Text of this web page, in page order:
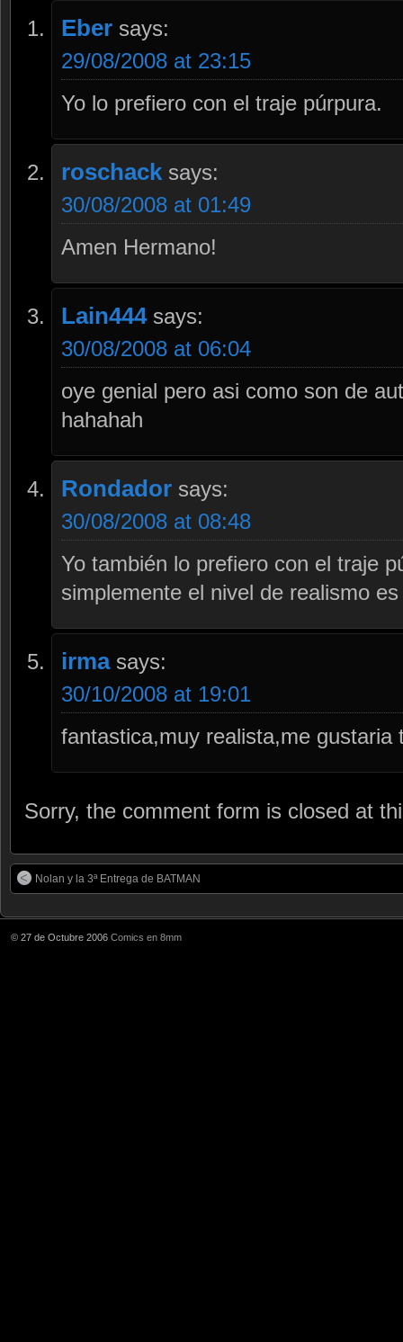
Eber says:
29/08/2008 at 23:15
Yo lo prefiero con el traje púrpura.
roschack says:
30/08/2008 at 01:49
Amen Hermano!
Lain444 says:
30/08/2008 at 06:04
oye genial pero asi como son de
hahahah
Rondador says:
30/08/2008 at 08:48
Yo también lo prefiero con el traje
simplemente el nivel de realismo
irma says:
30/10/2008 at 19:01
fantastica,muy realista,me gustaria
Sorry, the comment form is closed at
Nolan y la 3ª Entrega de BATMAN
© 27 de Octubre 2006 Comics en 8mm